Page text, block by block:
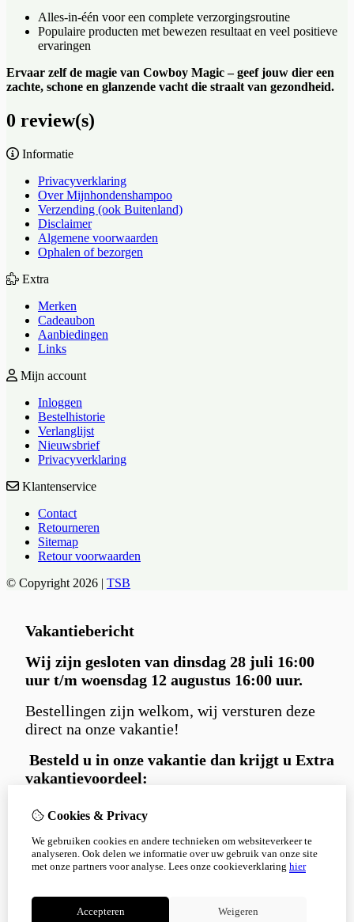
Alles-in-één voor een complete verzorgingsroutine
Populaire producten met bewezen resultaat en veel positieve
ervaringen
Ervaar zelf de magie van Cowboy Magic – geef jouw dier een
zachte, schone en glanzende vacht die straalt van gezondheid.
0 review(s)
Informatie
Privacyverklaring
Over Mijnhondenshampoo
Verzending (ook Buitenland)
Disclaimer
Algemene voorwaarden
Ophalen of bezorgen
Extra
Merken
Cadeaubon
Aanbiedingen
Links
Mijn account
Inloggen
Bestelhistorie
Verlanglijst
Nieuwsbrief
Privacyverklaring
Klantenservice
Contact
Retourneren
Sitemap
Retour voorwaarden
© Copyright 2026 | TSB
Cookies & Privacy
We gebruiken cookies en andere technieken om websiteverkeer te
analyseren. Ook delen we informatie over uw gebruik van onze site
met onze partners voor analyse. Lees onze cookieverklaring hier
Accepteren Weigeren
Vakantiebericht
Wij zijn gesloten van dinsdag 28 juli 16:00
uur t/m woensdag 12 augustus 16:00 uur.
Bestellingen zijn welkom, wij versturen deze
direct na onze vakantie!
Besteld u in onze vakantie dan krijgt u Extra
vakantievoordeel:
Gratis Carniwell hondensnack extraatje
bij iedere bestelling.
en 5% kortingmet kortingscode:
Korting5%
Bedankt voor je begrip en alvast een fijne